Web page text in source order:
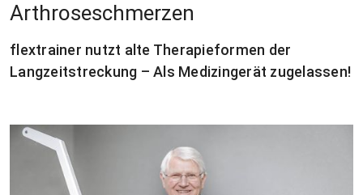
Arthroseschmerzen
flextrainer nutzt alte Therapieformen der
Langzeitstreckung – Als Medizingerät zugelassen!